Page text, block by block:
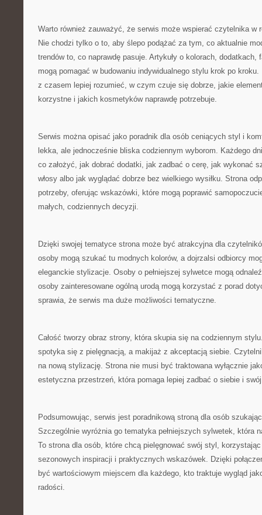
Warto również zauważyć, że serwis może wspierać czytelnika w
Nie chodzi tylko o to, aby ślepo podążać za tym, co aktualnie
trendów to, co naprawdę pasuje. Artykuły o kolorach, dodatkach,
mogą pomagać w budowaniu indywidualnego stylu krok po
z czasem lepiej rozumieć, w czym czuje się dobrze, jakie
korzystne i jakich kosmetyków naprawdę potrzebuje.
Serwis można opisać jako poradnik dla osób ceniących styl i
lekka, ale jednocześnie bliska codziennym wyborom. Każdego
co założyć, jak dobrać dodatki, jak zadbać o cerę, jak wykonać
włosy albo jak wyglądać dobrze bez wielkiego wysiłku. Strona
potrzeby, oferując wskazówki, które mogą poprawić
małych, codziennych decyzji.
Dzięki swojej tematyce strona może być atrakcyjna dla
osoby mogą szukać tu modnych kolorów, a dojrzalsi odbiorcy
eleganckie stylizacje. Osoby o pełniejszej sylwetce mogą
osoby zainteresowane ogólną urodą mogą korzystać z porad
sprawia, że serwis ma duże możliwości tematyczne.
Całość tworzy obraz strony, która skupia się na codziennym
spotyka się z pielęgnacją, a makijaż z akceptacją siebie.
na nową stylizację. Strona nie musi być traktowana wyłącznie
estetyczna przestrzeń, która pomaga lepiej zadbać o siebie i
Podsumowując, serwis jest poradnikową stroną dla osób
Szczególnie wyróżnia go tematyka pełniejszych sylwetek, która
To strona dla osób, które chcą pielęgnować swój styl,
sezonowych inspiracji i praktycznych wskazówek. Dzięki
być wartościowym miejscem dla każdego, kto traktuje wygląd
radości.